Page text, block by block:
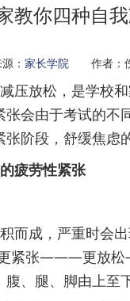
教你四种自
： 家长学院 作者：
压放松，是学校
会由于考试的不
阶段，舒缓焦虑
疲劳性紧张
而成，严重时会
紧张———更放
、腿、脚由上至